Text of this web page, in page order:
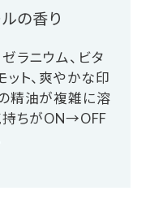
の香り
ラニウム、ビタ
ト、爽やかな印
精油が複雑に溶
持ちがON→OFF